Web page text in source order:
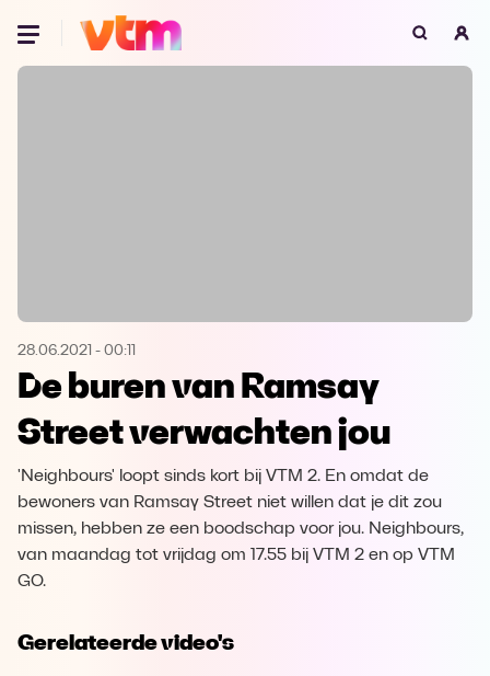
Oeps, browser niet ondersteund
Microsoft Edge Download
Opera Download
28.06.2021 - 00:11
De buren van Ramsay
Street verwachten jou
'Neighbours' loopt sinds kort bij VTM 2. En omdat de
bewoners van Ramsay Street niet willen dat je dit zou
missen, hebben ze een boodschap voor jou. Neighbours,
van maandag tot vrijdag om 17.55 bij VTM 2 en op VTM
GO.
Gerelateerde video's